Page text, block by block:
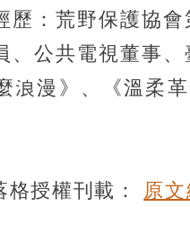
歷：荒野保護協
、公共電視董事
浪漫》、《溫柔
格授權刊載： 原